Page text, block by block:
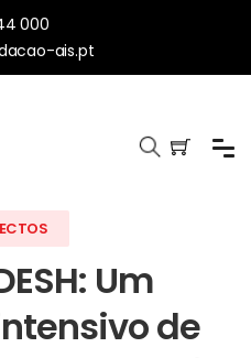
000
ais.pt
Um
de